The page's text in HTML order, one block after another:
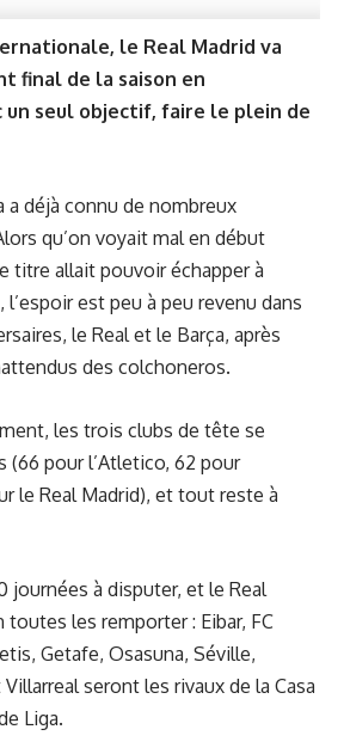
le Real Madrid va
final de la saison en
un seul objectif, faire le plein de
a déjà connu de nombreux
qu’on voyait mal en début
titre allait pouvoir échapper à
est peu à peu revenu dans
le Real et le Barça, après
des colchoneros.
les trois clubs de tête se
pour l’Atletico, 62 pour
le Real Madrid), et tout reste à
journées à disputer, et le Real
les remporter : Eibar, FC
Getafe, Osasuna, Séville,
seront les rivaux de la Casa
Liga.